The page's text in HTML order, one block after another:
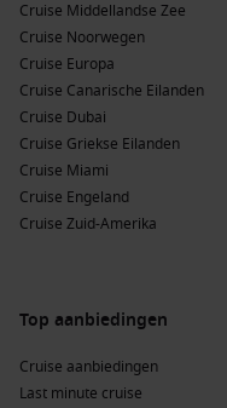
Cruise Middellandse Zee
Cruise Noorwegen
Cruise Europa
Cruise Canarische Eilanden
Cruise Dubai
Cruise Griekse Eilanden
Cruise Miami
Cruise Engeland
Cruise Zuid-Amerika
Top aanbiedingen
Cruise aanbiedingen
Last minute cruise